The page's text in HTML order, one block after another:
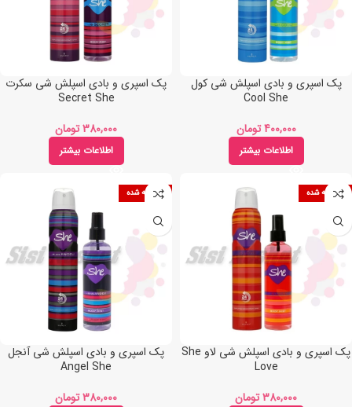
پک اسپری و بادی اسپلش شی کول
Cool She
تومان
اطلاعات بیشتر
پک اسپری و بادی اسپلش شی سکرت
Secret She
تومان
اطلاعات بیشتر
فروخته شده
پک اسپری و بادی اسپلش شی لاو She
Love
تومان
فروخته شده
پک اسپری و بادی اسپلش شی آنجل
Angel She
تومان